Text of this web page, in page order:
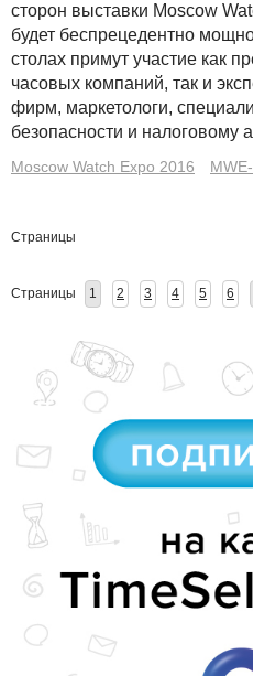
сторон выставки Moscow
будет беспрецедентно
столах примут участие как
часовых компаний, так и
фирм, маркетологи,
безопасности и налоговому
Moscow Watch Expo 2016
Страницы
Страницы 1 2 3 4 5 6